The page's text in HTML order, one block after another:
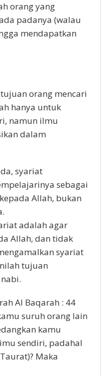
orang yang
padanya (walau
mendapatkan
orang mencari
hanya untuk
namun ilmu
dalam
syariat
sebagai
Allah, bukan
adalah agar
Allah, dan tidak
syariat
tujuan
Al Baqarah : 44
suruh orang lain
kamu
sendiri, padahal
Maka